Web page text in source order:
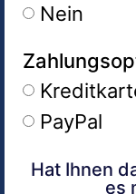
Nein
PayPal
Alternative:
Hat Ihnen
es